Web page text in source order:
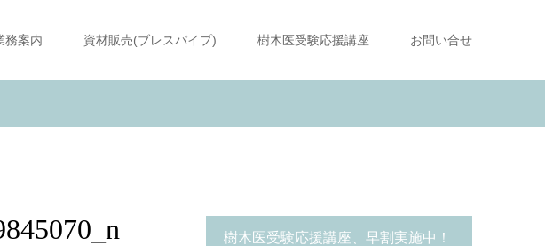
務案内 資材販売(ブレスパイプ) 樹木医受験応援講座 お問い合せ
樹木医受験応援講座、早割実施中！